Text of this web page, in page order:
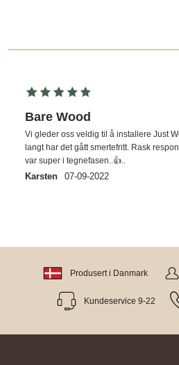
Bare Wood
Vi gleder oss veldig til å installere Just
langt har det gått smertefritt. Rask
var super i tegnefasen..👍..
Karsten 07-09-2022
Produsert i Danmark
Kundeservice 9-22